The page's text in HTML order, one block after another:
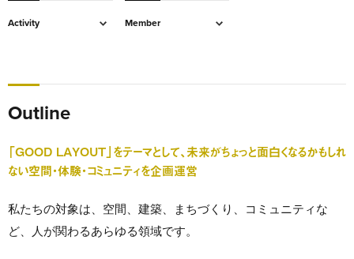
Activity Member
Outline
「GOOD LAYOUT」をテーマとして、未来がちょっと面白くなるかもしれ
ない空間・体験・コミュニティを企画運営
私たちの対象は、空間、建築、まちづくり、コミュニティな
ど、人が関わるあらゆる領域です。